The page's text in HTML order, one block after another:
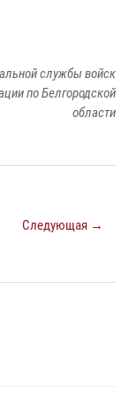
службы войск
по Белгородской
области
Следующая →